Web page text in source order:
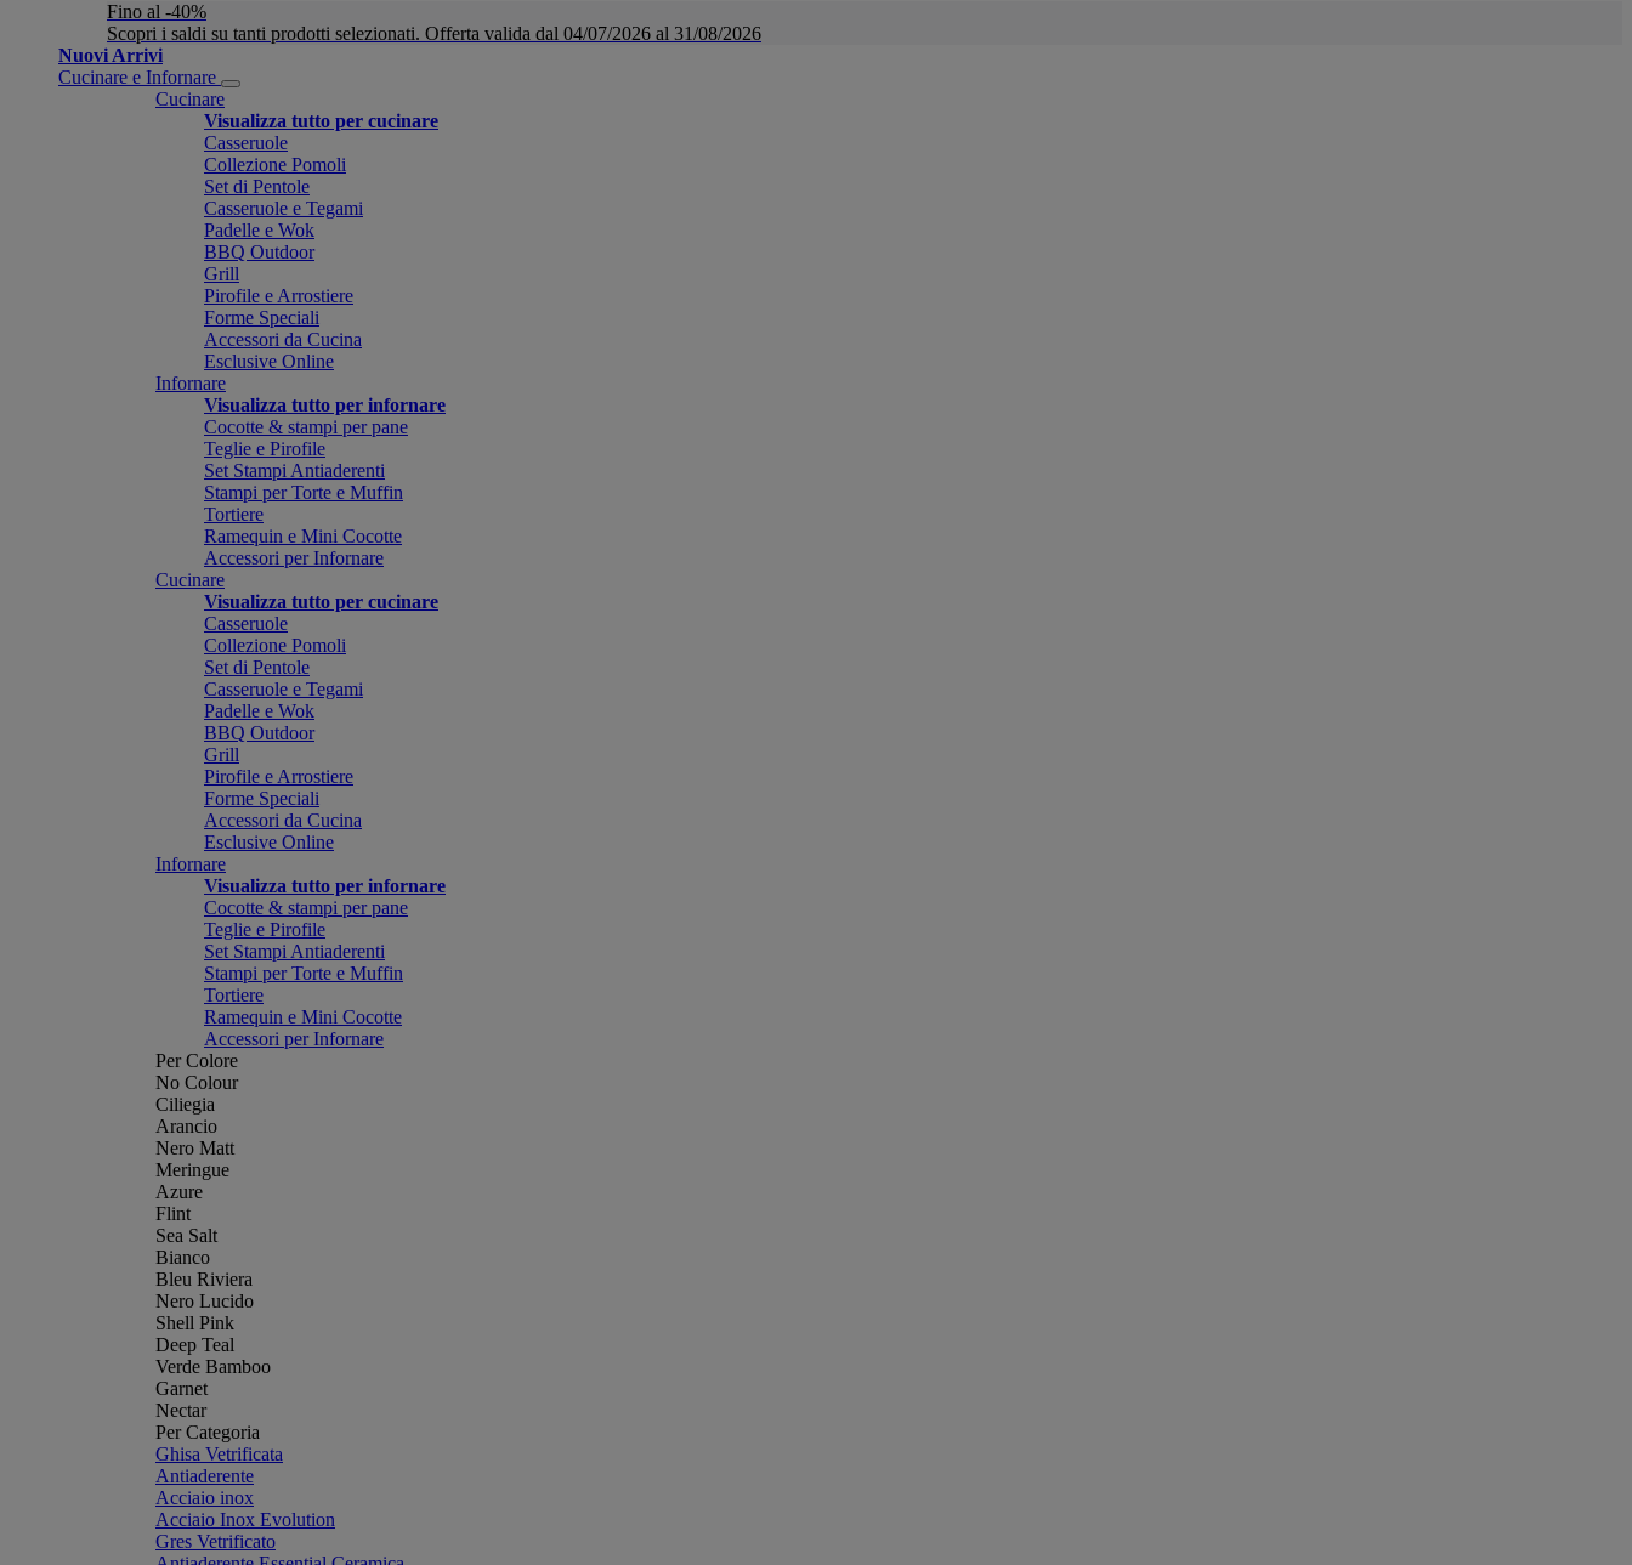
Fino al -40%
Scopri i saldi su tanti prodotti selezionati. Offerta valida dal 04/07/2026 al 31/08/2026
Nuovi Arrivi
Cucinare e Infornare
Cucinare
Visualizza tutto per cucinare
Casseruole
Collezione Pomoli
Set di Pentole
Casseruole e Tegami
Padelle e Wok
BBQ Outdoor
Grill
Pirofile e Arrostiere
Forme Speciali
Accessori da Cucina
Esclusive Online
Infornare
Visualizza tutto per infornare
Cocotte & stampi per pane
Teglie e Pirofile
Set Stampi Antiaderenti
Stampi per Torte e Muffin
Tortiere
Ramequin e Mini Cocotte
Accessori per Infornare
Cucinare
Visualizza tutto per cucinare
Casseruole
Collezione Pomoli
Set di Pentole
Casseruole e Tegami
Padelle e Wok
BBQ Outdoor
Grill
Pirofile e Arrostiere
Forme Speciali
Accessori da Cucina
Esclusive Online
Infornare
Visualizza tutto per infornare
Cocotte & stampi per pane
Teglie e Pirofile
Set Stampi Antiaderenti
Stampi per Torte e Muffin
Tortiere
Ramequin e Mini Cocotte
Accessori per Infornare
Per Colore
No Colour
Ciliegia
Arancio
Nero Matt
Meringue
Azure
Flint
Sea Salt
Bianco
Bleu Riviera
Nero Lucido
Shell Pink
Deep Teal
Verde Bamboo
Garnet
Nectar
Per Categoria
Ghisa Vetrificata
Antiaderente
Acciaio inox
Acciaio Inox Evolution
Gres Vetrificato